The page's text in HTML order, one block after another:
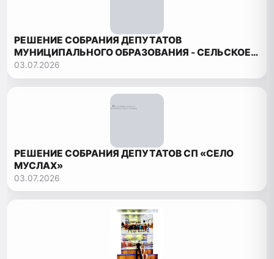
РЕШЕНИЕ СОБРАНИЯ ДЕПУТАТОВ
МУНИЦИПАЛЬНОГО ОБРАЗОВАНИЯ - СЕЛЬСКОЕ
ПОСЕЛЕНИЕ «СЕЛЬСОВЕТ БОРЧСКИЙ»
03.07.2026
РЕШЕНИЕ СОБРАНИЯ ДЕПУТАТОВ СП «СЕЛО
МУСЛАХ»
03.07.2026